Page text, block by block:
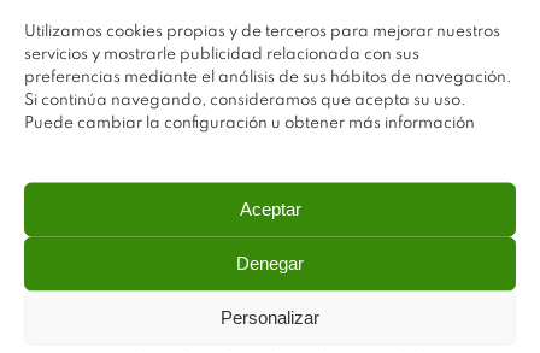
Utilizamos cookies propias y de terceros para mejorar nuestros
servicios y mostrarle publicidad relacionada con sus
preferencias mediante el análisis de sus hábitos de navegación.
Si continúa navegando, consideramos que acepta su uso.
Puede cambiar la configuración u obtener más información
Aceptar
Denegar
Personalizar
Plastimodul tiene como objetivo ofrecer productos
innovadores y de máxima calidad, invirtiendo con decisión
dinámicas y operativas. Utilizamos materiales de primera
calidad y el mejor servicio a nuestros clientes.